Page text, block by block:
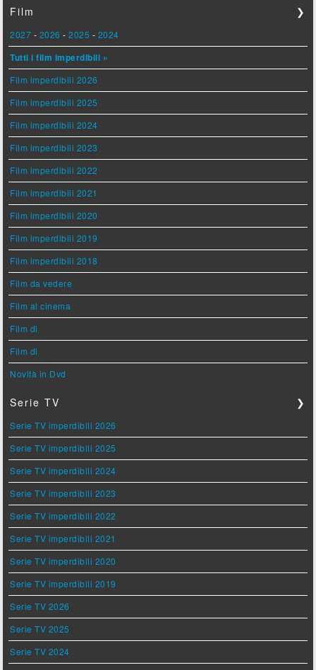
Film ❯
2027 - 2026 -2025 - 2024
Tutti i film imperdibili »
Film imperdibili 2026
Film imperdibili 2025
Film imperdibili 2024
Film imperdibili 2023
Film imperdibili 2022
Film imperdibili 2021
Film imperdibili 2020
Film imperdibili 2019
Film imperdibili 2018
Film da vedere
Film al cinema
Film di
Film di
Novità in Dvd
Serie TV ❯
Serie TV imperdibili 2026
Serie TV imperdibili 2025
Serie TV imperdibili 2024
Serie TV imperdibili 2023
Serie TV imperdibili 2022
Serie TV imperdibili 2021
Serie TV imperdibili 2020
Serie TV imperdibili 2019
Serie TV 2026
Serie TV 2025
Serie TV 2024